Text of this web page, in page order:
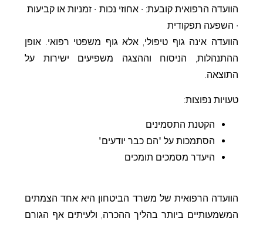
הוועדה הרפואית קובעת: • אחוזי נכות • זמניות או קביעות
• השפעה תפקודית
הוועדה אינה גוף טיפולי, אלא גוף משפטי רפואי. אופן
ההתנהלות, הניסוח וההצגה משפיעים ישירות על
התוצאה.
טעויות נפוצות:
הקטנת התסמינים
הסתמכות על "הם כבר יודעים"
היעדר מסמכים תומכים
הוועדה הרפואית של משרד הביטחון היא אחד הצמתים
המשמעותיים ביותר בהליך ההכרה, ולעיתים אף הגורם